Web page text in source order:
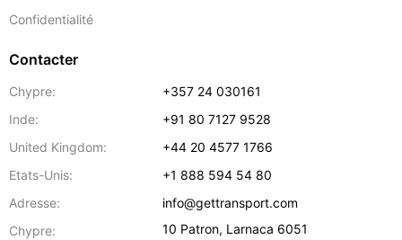
Confidentialité
Contacter
Chypre:
+357 24 030161
Inde:
+91 80 7127 9528
United Kingdom:
+44 20 4577 1766
Etats-Unis:
+1 888 594 54 80
Adresse:
info@gettransport.com
Chypre:
10 Patron, Larnaca 6051